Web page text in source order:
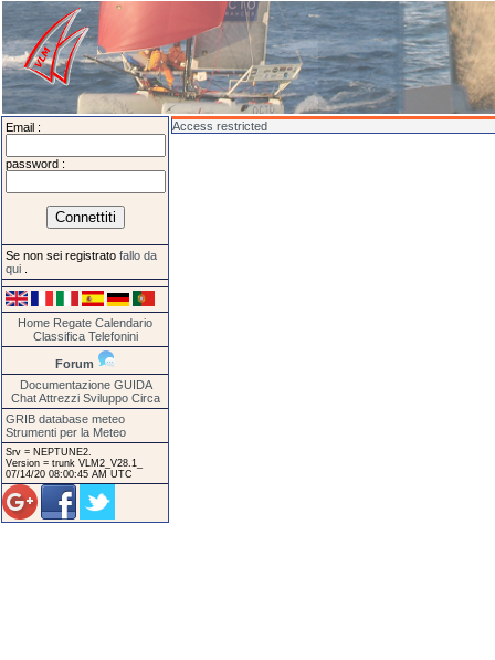
Email :
password :
Se non sei registrato fallo da
qui
Home Regate Calendario
Classifica Telefonini
Forum
Documentazione GUIDA
Chat Attrezzi Sviluppo Circa
GRIB database meteo
Strumenti per la Meteo
Srv = NEPTUNE2.
Version = trunk VLM2_V28.1_
07/14/20 08:00:45 AM UTC
Access restricted